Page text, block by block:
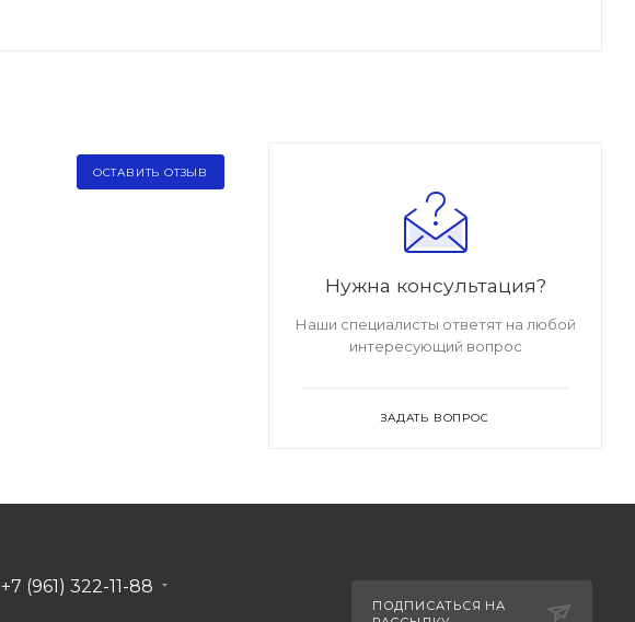
ОСТАВИТЬ ОТЗЫВ
Нужна консультация?
Наши специалисты ответят на любой
интересующий вопрос
ЗАДАТЬ ВОПРОС
+7 (961) 322-11-88
ПОДПИСАТЬСЯ НА